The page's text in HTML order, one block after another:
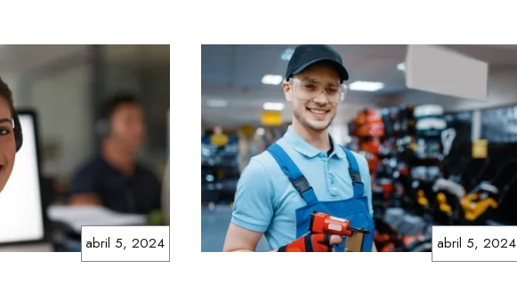
abril 5, 2024 abril 5, 2024